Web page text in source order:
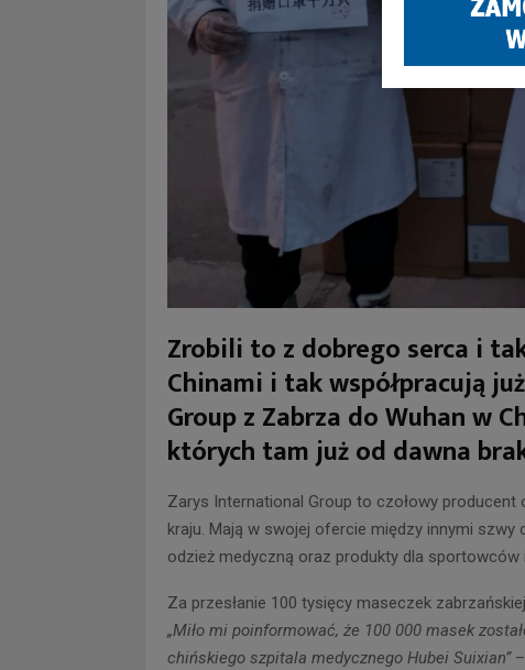
Zrobili to z dobrego serca i
Chinami i tak współpracują
Group z Zabrza do Wuhan w
których tam już od dawna
Zarys International Group to czołowy
kraju. Mają w swojej ofercie między innymi szwy
odzież medyczną oraz produkty dla sportowców
Za przesłanie 100 tysięcy maseczek
„Miło mi poinformować, że 100 000 masek
chińskiego szpitala medycznego Hubei Suixian”–